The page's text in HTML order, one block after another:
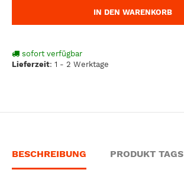
IN DEN WARENKORB
sofort verfügbar
Lieferzeit: 1 - 2 Werktage
BESCHREIBUNG PRODUKT TAGS